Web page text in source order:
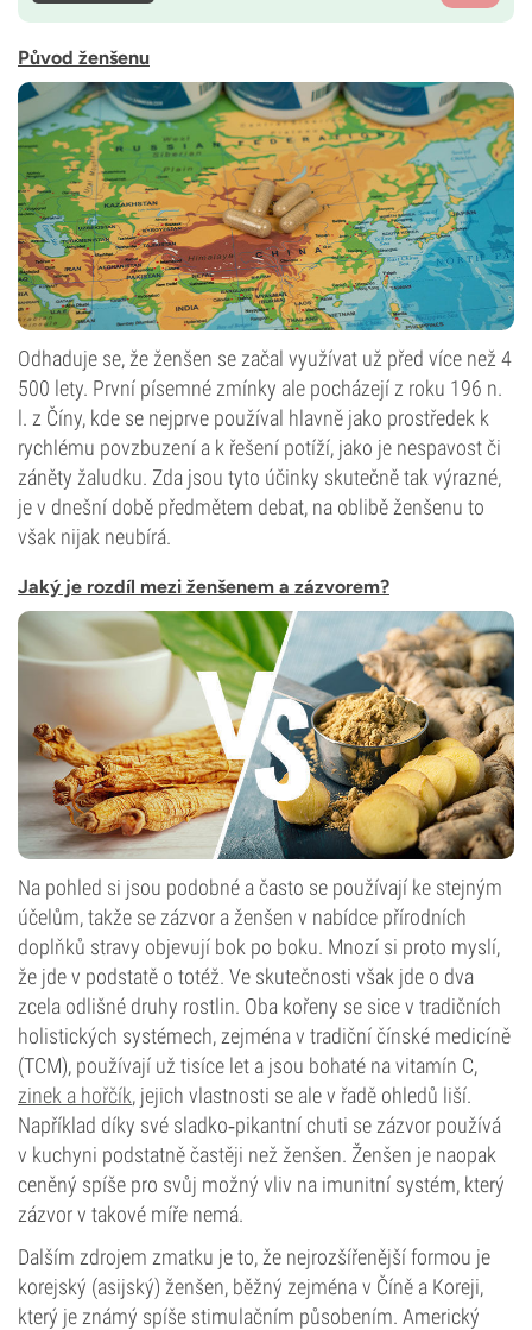
Původ ženšenu
Odhaduje se, že ženšen se začal využívat už před více než 4
500 lety. První písemné zmínky ale pocházejí z roku 196 n.
l. z Číny, kde se nejprve používal hlavně jako prostředek k
rychlému povzbuzení a k řešení potíží, jako je nespavost či
záněty žaludku. Zda jsou tyto účinky skutečně tak výrazné,
je v dnešní době předmětem debat, na oblibě ženšenu to
však nijak neubírá.
Jaký je rozdíl mezi ženšenem a zázvorem?
Na pohled si jsou podobné a často se používají ke stejným
účelům, takže se zázvor a ženšen v nabídce přírodních
doplňků stravy objevují bok po boku. Mnozí si proto myslí,
že jde v podstatě o totéž. Ve skutečnosti však jde o dva
zcela odlišné druhy rostlin. Oba kořeny se sice v tradičních
holistických systémech, zejména v tradiční čínské medicíně
(TCM), používají už tisíce let a jsou bohaté na vitamín C,
zinek a hořčík, jejich vlastnosti se ale v řadě ohledů liší.
Například díky své sladko‑pikantní chuti se zázvor používá
v kuchyni podstatně častěji než ženšen. Ženšen je naopak
ceněný spíše pro svůj možný vliv na imunitní systém, který
zázvor v takové míře nemá.
Dalším zdrojem zmatku je to, že nejrozšířenější formou je
korejský (asijský) ženšen, běžný zejména v Číně a Koreji,
který je známý spíše stimulačním působením. Americký